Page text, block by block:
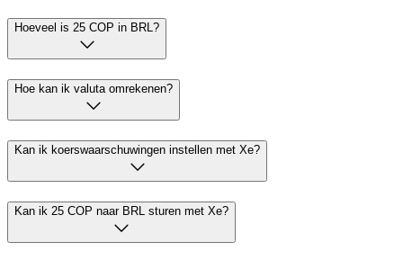
Hoeveel is 25 COP in BRL?
Hoe kan ik valuta omrekenen?
Kan ik koerswaarschuwingen instellen met Xe?
Kan ik 25 COP naar BRL sturen met Xe?